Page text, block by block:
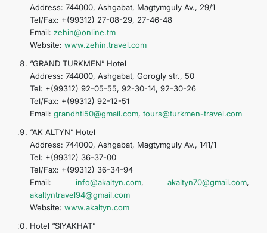
Address: 744000, Ashgabat, Magtymguly Av., 29/1
Tel/Fax: +(99312) 27-08-29, 27-46-48
Email: zehin@online.tm
Website: www.zehin.travel.com
“GRAND TURKMEN” Hotel
Address: 744000, Ashgabat, Gorogly str., 50
Tel: +(99312) 92-05-55, 92-30-14, 92-30-26
Tel/Fax: +(99312) 92-12-51
Email: grandhtl50@gmail.com, tours@turkmen-travel.com
“AK ALTYN” Hotel
Address: 744000, Ashgabat, Magtymguly Av., 141/1
Tel: +(99312) 36-37-00
Tel/Fax: +(99312) 36-34-94
Email: info@akaltyn.com, akaltyn70@gmail.com,
akaltyntravel94@gmail.com
Website: www.akaltyn.com
Hotel “SIYAKHAT”